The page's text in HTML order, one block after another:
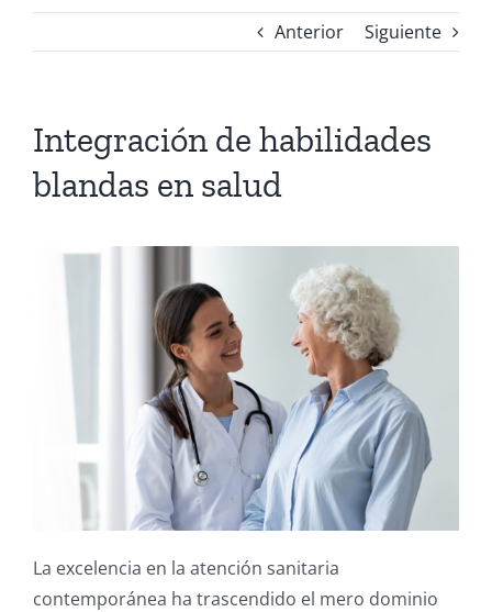
Anterior Siguiente
Integración de habilidades
blandas en salud
La excelencia en la atención sanitaria
contemporánea ha trascendido el mero dominio